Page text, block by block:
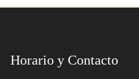
Horario y Contacto